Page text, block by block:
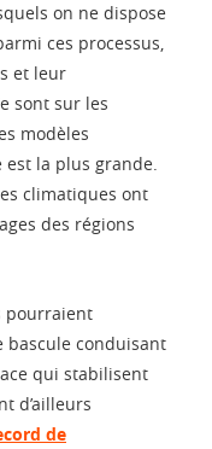
on ne dispose
ces processus,
et leur
sont sur les
modèles
est la plus grande.
climatiques ont
des régions
pourraient
bascule conduisant
qui stabilisent
d’ailleurs
de